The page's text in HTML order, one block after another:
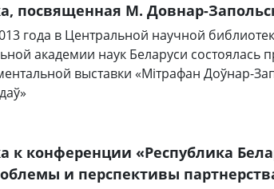
посвященная М. Довнар-
года в Центральной научной
академии наук Беларуси состоялась
выставки «Мітрафан Доўнар-
к конференции «Республика
и перспективы